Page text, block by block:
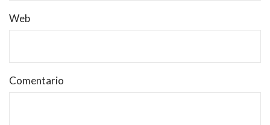
Web
Comentario